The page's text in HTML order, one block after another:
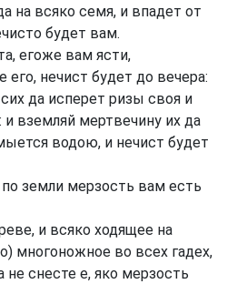
на всяко семя, и впадет от
будет вам.
егоже вам ясти,
его, нечист будет до вечера:
да исперет ризы своя и
и вземляй мертвечину их да
водою, и нечист будет
земли мерзость вам есть
и всяко ходящее на
многоножное во всех гадех,
снесте е, яко мерзость